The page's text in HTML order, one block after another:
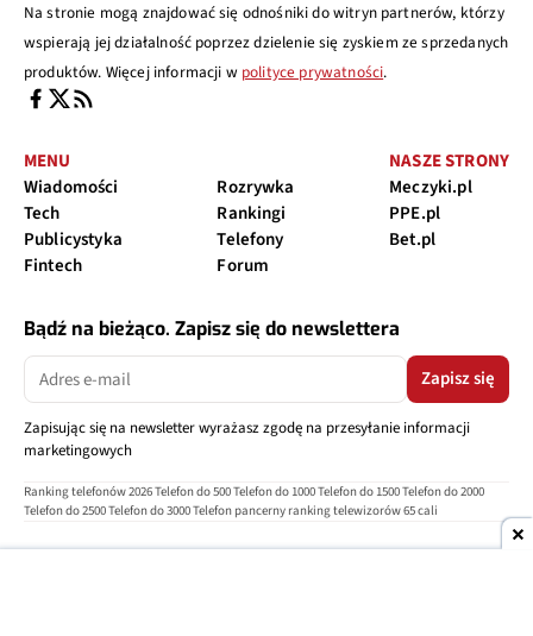
Na stronie mogą znajdować się odnośniki do witryn partnerów, którzy
wspierają jej działalność poprzez dzielenie się zyskiem ze sprzedanych
produktów. Więcej informacji w polityce prywatności.
MENU
Wiadomości
Tech
Publicystyka
Fintech
Rozrywka
Rankingi
Telefony
Forum
NASZE STRONY
Meczyki.pl
PPE.pl
Bet.pl
Bądź na bieżąco. Zapisz się do newslettera
Zapisz się
Zapisując się na newsletter wyrażasz zgodę na przesyłanie informacji
marketingowych
Ranking telefonów 2026Telefon do 500Telefon do 1000Telefon do 1500Telefon do 2000
Telefon do 2500Telefon do 3000Telefon pancerny ranking telewizorów 65 cali